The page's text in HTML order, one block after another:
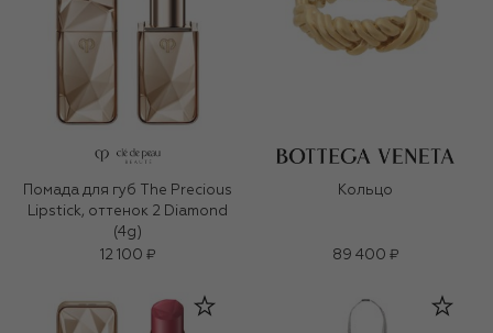
Помада для губ The Precious
Lipstick, оттенок 2 Diamond
(4g)
12 100 ₽
Кольцо
89 400 ₽